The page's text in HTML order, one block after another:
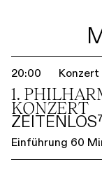
20:00 Konzert
1.
KONZERT
Einführung 60